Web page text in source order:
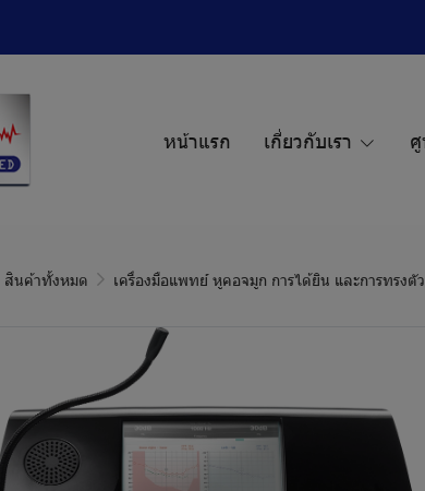
หน้าแรก เกี่ยวกับเรา
สินค้าทั้งหมด เครื่องมือแพทย์ หูคอจมูก การได้ยิน และการทรงตัว